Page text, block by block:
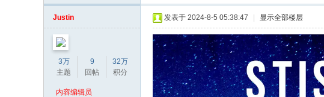
Justin
3万
主题
9
回帖
32万
积分
内容编辑员
发表于 2024-8-5 05:38:47 显示全部楼层